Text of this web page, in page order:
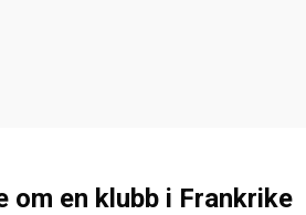
om en klubb i Frankrike